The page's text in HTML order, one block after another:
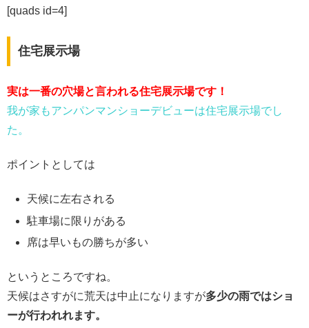
[quads id=4]
住宅展示場
実は一番の穴場と言われる住宅展示場です！
我が家もアンパンマンショーデビューは住宅展示場でし
た。
ポイントとしては
天候に左右される
駐車場に限りがある
席は早いもの勝ちが多い
というところですね。
天候はさすがに荒天は中止になりますが多少の雨ではショ
ーが行われれます。